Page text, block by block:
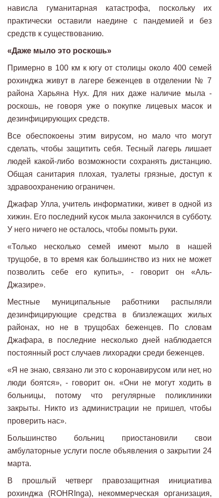
нависла гуманитарная катастрофа, поскольку их
практически оставили наедине с пандемией и без
средств к существованию.
«Даже мыло это роскошь»
Примерно в 100 км к югу от столицы около 400 семей
рохинджа живут в лагере беженцев в отделении № 7
района Харьяна Нух. Для них даже наличие мыла -
роскошь, не говоря уже о покупке лицевых масок и
дезинфицирующих средств.
Все обеспокоены этим вирусом, но мало что могут
сделать, чтобы защитить себя. Тесный лагерь лишает
людей какой-либо возможности сохранять дистанцию.
Общая санитария плохая, туалеты грязные, доступ к
здравоохранению ограничен.
Джафар Улла, учитель информатики, живет в одной из
хижин. Его последний кусок мыла закончился в субботу.
У него ничего не осталось, чтобы помыть руки.
«Только несколько семей имеют мыло в нашей
трущобе, в то время как большинство из них не может
позволить себе его купить», - говорит он «Аль-
Джазире».
Местные муниципальные работники распыляли
дезинфицирующие средства в близлежащих жилых
районах, но не в трущобах беженцев. По словам
Джафара, в последние несколько дней наблюдается
постоянный рост случаев лихорадки среди беженцев.
«Я не знаю, связано ли это с коронавирусом или нет, но
люди боятся», - говорит он. «Они не могут ходить в
больницы, потому что регулярные поликлиники
закрыты. Никто из администрации не пришел, чтобы
проверить нас».
Большинство больниц приостановили свои
амбулаторные услуги после объявления о закрытии 24
марта.
В прошлый четверг правозащитная инициатива
рохинджа (ROHRInga), некоммерческая организация,